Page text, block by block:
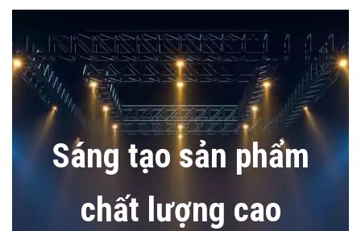
Sáng tạo sản phẩm
chất lượng cao